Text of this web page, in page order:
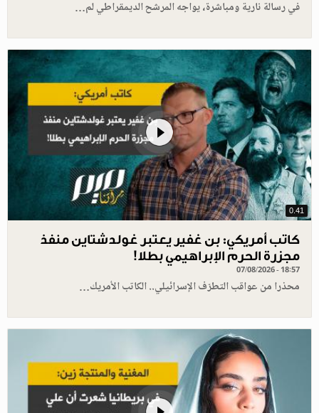
في رسالة نارية ومباشرة، يواجه المرشح الديمقراطي لم…
0.41
كاتب أمريكي: بن غفير يعتبر غولدشتاين منفذ
مجزرة الحرم الإبراهيمي بطلا!
07/08/2026 - 18:57
محذرا من عواقب التطرّف الإسرائيلي.. الكاتب الأمريك…